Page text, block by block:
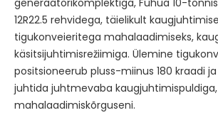
generaatorikomplektiga, Fuhua 10-
12R22.5 rehvidega, täielikult
tigukonveieritega mahalaadimiseks,
käsitsijuhtimisrežiimiga. Ülemine
positsioneerub pluss-miinus 180 kraadi
juhtida juhtmevaba kaugjuhtimispuldiga,
mahalaadimiskõrguseni.